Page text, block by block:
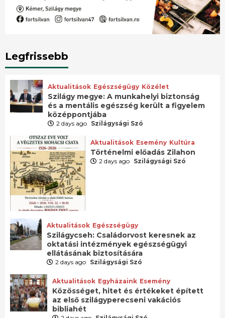
Legfrissebb
Aktualitások Egészségügy Közélet
Szilágy megye: A munkahelyi biztonság
és a mentális egészség került a figyelem
középpontjába
2 days ago Szilágysági Szó
Aktualitások Esemény Kultúra
Történelmi előadás Zilahon
2 days ago Szilágysági Szó
Aktualitások Egészségügy
Szilágycseh: Családorvost keresnek az
oktatási intézmények egészségügyi
ellátásának biztosítására
2 days ago Szilágysági Szó
Aktualitások Egyházaink Esemény
Közösséget, hitet és értékeket épített
az első szilágyperecseni vakációs
bibliahét